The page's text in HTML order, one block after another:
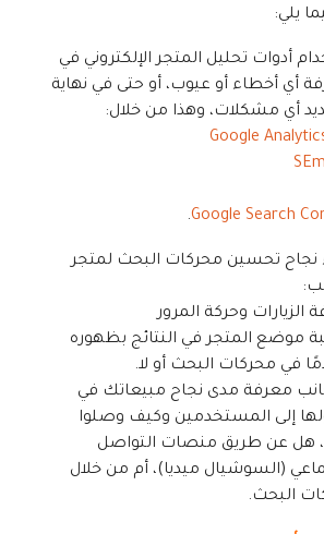
يلي:
أدوات تحليل المتجر الإلكتروني في
أي أخطاء أو عيوب، أو حتى في نهاية
أي مشكلات، وهذا من خلال:
Google
Google Search
.
نجاح تحسين محركات البحث لمتجر
الزيارات وحركة المرور
موضع المتجر في النتائج بظهوره
في محركات البحث أو لا.
معرفة مدى نجاح مبيعاتك في
إلى المستخدمين وكيف وصلوا
هل عن طريق منصات التواصل
(السوشيال ميديا)، أم من خلال
البحث.